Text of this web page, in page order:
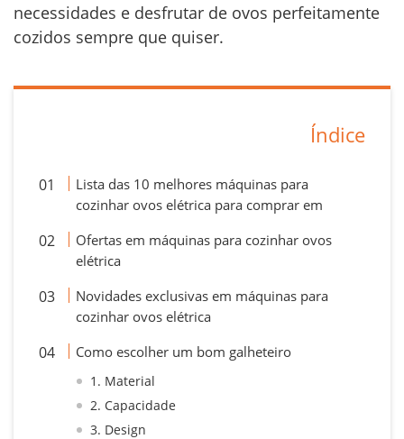
necessidades e desfrutar de ovos perfeitamente
cozidos sempre que quiser.
Índice
Lista das 10 melhores máquinas para
cozinhar ovos elétrica para comprar em
Ofertas em máquinas para cozinhar ovos
elétrica
Novidades exclusivas em máquinas para
cozinhar ovos elétrica
Como escolher um bom galheteiro
1. Material
2. Capacidade
3. Design